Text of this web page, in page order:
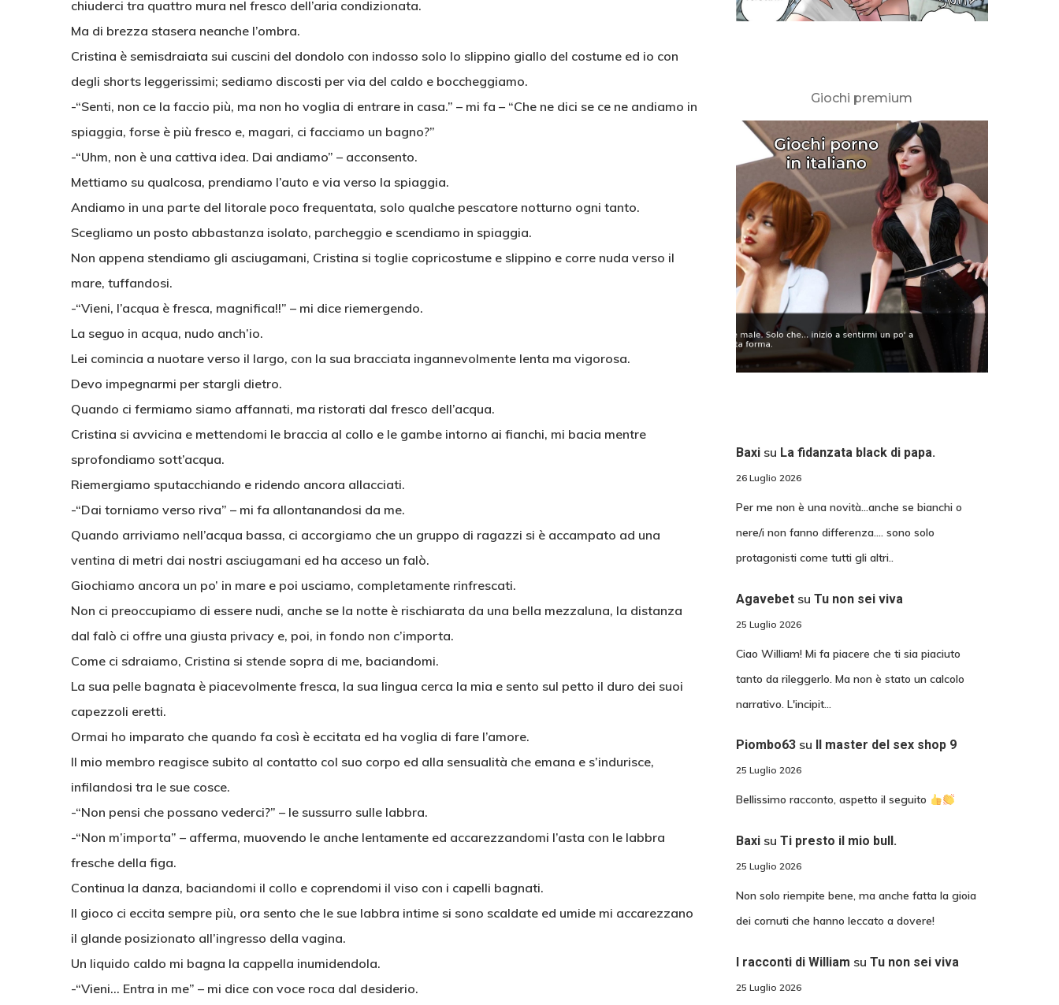
chiuderci tra quattro mura nel fresco dell’aria condizionata.
Ma di brezza stasera neanche l’ombra.
Cristina è semisdraiata sui cuscini del dondolo con indosso solo lo slippino giallo del costume ed io con
degli shorts leggerissimi; sediamo discosti per via del caldo e boccheggiamo.
-“Senti, non ce la faccio più, ma non ho voglia di entrare in casa.” – mi fa – “Che ne dici se ce ne andiamo in
spiaggia, forse è più fresco e, magari, ci facciamo un bagno?”
-“Uhm, non è una cattiva idea. Dai andiamo” – acconsento.
Mettiamo su qualcosa, prendiamo l’auto e via verso la spiaggia.
Andiamo in una parte del litorale poco frequentata, solo qualche pescatore notturno ogni tanto.
Scegliamo un posto abbastanza isolato, parcheggio e scendiamo in spiaggia.
Non appena stendiamo gli asciugamani, Cristina si toglie copricostume e slippino e corre nuda verso il
mare, tuffandosi.
-“Vieni, l’acqua è fresca, magnifica!!” – mi dice riemergendo.
La seguo in acqua, nudo anch’io.
Lei comincia a nuotare verso il largo, con la sua bracciata ingannevolmente lenta ma vigorosa.
Devo impegnarmi per stargli dietro.
Quando ci fermiamo siamo affannati, ma ristorati dal fresco dell’acqua.
Cristina si avvicina e mettendomi le braccia al collo e le gambe intorno ai fianchi, mi bacia mentre
sprofondiamo sott’acqua.
Riemergiamo sputacchiando e ridendo ancora allacciati.
-“Dai torniamo verso riva” – mi fa allontanandosi da me.
Quando arriviamo nell’acqua bassa, ci accorgiamo che un gruppo di ragazzi si è accampato ad una
ventina di metri dai nostri asciugamani ed ha acceso un falò.
Giochiamo ancora un po’ in mare e poi usciamo, completamente rinfrescati.
Non ci preoccupiamo di essere nudi, anche se la notte è rischiarata da una bella mezzaluna, la distanza
dal falò ci offre una giusta privacy e, poi, in fondo non c’importa.
Come ci sdraiamo, Cristina si stende sopra di me, baciandomi.
La sua pelle bagnata è piacevolmente fresca, la sua lingua cerca la mia e sento sul petto il duro dei suoi
capezzoli eretti.
Ormai ho imparato che quando fa così è eccitata ed ha voglia di fare l’amore.
Il mio membro reagisce subito al contatto col suo corpo ed alla sensualità che emana e s’indurisce,
infilandosi tra le sue cosce.
-“Non pensi che possano vederci?” – le sussurro sulle labbra.
-“Non m’importa” – afferma, muovendo le anche lentamente ed accarezzandomi l’asta con le labbra
fresche della figa.
Continua la danza, baciandomi il collo e coprendomi il viso con i capelli bagnati.
Il gioco ci eccita sempre più, ora sento che le sue labbra intime si sono scaldate ed umide mi accarezzano
il glande posizionato all’ingresso della vagina.
Un liquido caldo mi bagna la cappella inumidendola.
-“Vieni… Entra in me” – mi dice con voce roca dal desiderio.
Giochi premium
Baxisu La fidanzata black di papa.
26 Luglio 2026
Per me non è una novità...anche se bianchi o
nere/i non fanno differenza.... sono solo
protagonisti come tutti gli altri..
Agavebetsu Tu non sei viva
25 Luglio 2026
Ciao William! Mi fa piacere che ti sia piaciuto
tanto da rileggerlo. Ma non è stato un calcolo
narrativo. L'incipit…
Piombo63su Il master del sex shop 9
25 Luglio 2026
Bellissimo racconto, aspetto il seguito
Baxisu Ti presto il mio bull.
25 Luglio 2026
Non solo riempite bene, ma anche fatta la gioia
dei cornuti che hanno leccato a dovere!
I racconti di William su Tu non sei viva
25 Luglio 2026